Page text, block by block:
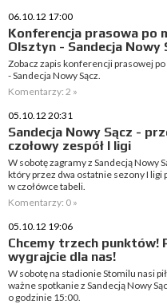
06.10.12 17:00
Konferencja prasowa po
Olsztyn - Sandecja Nowy
Zobacz zapis konferencji prasowej
- Sandecja Nowy Sącz.
Komentarzy: 2 »
05.10.12 20:31
Sandecja Nowy Sącz -
czołowy zespół I ligi
W sobotę zagramy z Sandecją Nowy
który przez dwa ostatnie sezony I ligi
w czołówce tabeli.
Komentarzy: 0 »
05.10.12 19:06
Chcemy trzech punktów!
wygrajcie dla nas!
W sobotę na stadionie Stomilu nasi
ważne spotkanie z Sandecją Nowy
o godzinie 15:00.